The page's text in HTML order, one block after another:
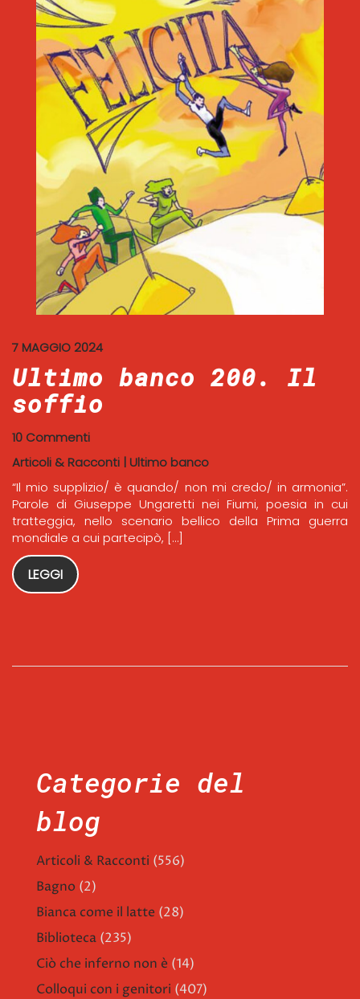
7 MAGGIO 2024
Ultimo banco 200. Il
soffio
10 Commenti
Articoli & Racconti | Ultimo banco
“Il mio supplizio/ è quando/ non mi credo/ in armonia”.
Parole di Giuseppe Ungaretti nei Fiumi, poesia in cui
tratteggia, nello scenario bellico della Prima guerra
mondiale a cui partecipò, […]
LEGGI
Categorie del
blog
Articoli & Racconti (556)
Bagno (2)
Bianca come il latte (28)
Biblioteca (235)
Ciò che inferno non è (14)
Colloqui con i genitori (407)